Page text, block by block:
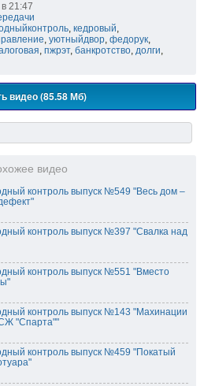
21:47
, кедровый,
, уютныйдвор, федорук,
, пжрэт, банкротство, долги,
видео (85.58 Мб)
видео
контроль выпуск №549 "Весь дом –
контроль выпуск №397 "Свалка над
контроль выпуск №551 "Вместо
контроль выпуск №143 "Махинации
"Спарта""
контроль выпуск №459 "Покатый